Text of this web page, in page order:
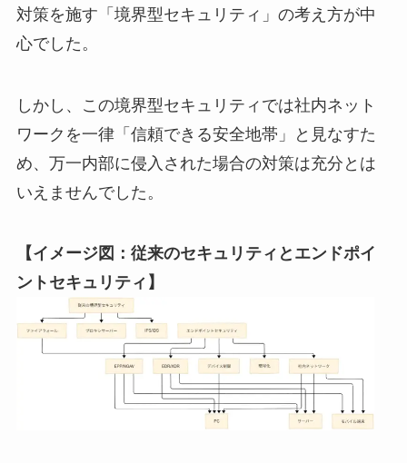
対策を施す「境界型セキュリティ」の考え方が中
心でした。
しかし、この境界型セキュリティでは社内ネット
ワークを一律「信頼できる安全地帯」と見なすた
め、万一内部に侵入された場合の対策は充分とは
いえませんでした。
【イメージ図：従来のセキュリティとエンドポイ
ントセキュリティ】